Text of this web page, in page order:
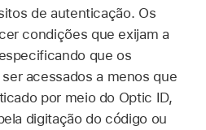
de autenticação. Os
condições que exijam a
que os
acessados a menos que
por meio do Optic ID,
digitação do código ou